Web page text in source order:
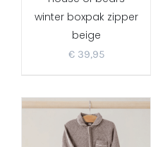
winter boxpak zipper
beige
€39,95